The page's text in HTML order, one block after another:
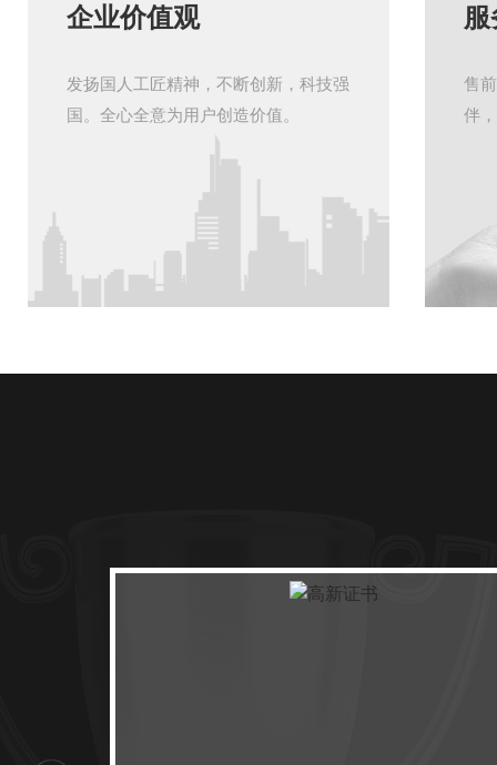
企业价值观
发扬国人工匠精神，不断创新，科技强
国。全心全意为用户创造价值。
售
伴